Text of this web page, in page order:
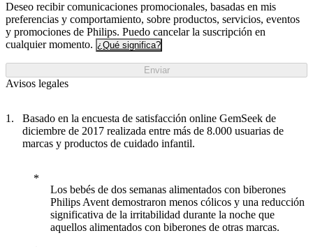
Deseo recibir comunicaciones promocionales, basadas en mis
preferencias y comportamiento, sobre productos, servicios, eventos
y promociones de Philips. Puedo cancelar la suscripción en
cualquier momento. ¿Qué significa?
Enviar
Avisos legales
Basado en la encuesta de satisfacción online GemSeek de
diciembre de 2017 realizada entre más de 8.000 usuarias de
marcas y productos de cuidado infantil.
Los bebés de dos semanas alimentados con biberones
Philips Avent demostraron menos cólicos y una reducción
significativa de la irritabilidad durante la noche que
aquellos alimentados con biberones de otras marcas.